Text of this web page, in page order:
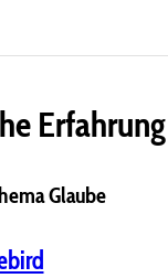
Erfahrung
Glaube